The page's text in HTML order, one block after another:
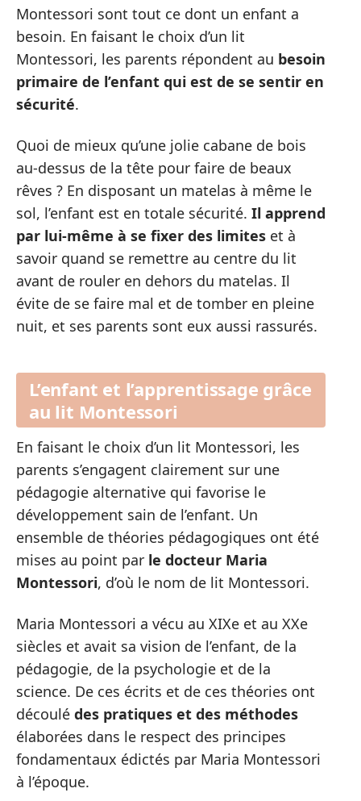
Montessori sont tout ce dont un enfant a
besoin. En faisant le choix d’un lit
Montessori, les parents répondent au besoin
primaire de l’enfant qui est de se sentir en
sécurité.
Quoi de mieux qu’une jolie cabane de bois
au-dessus de la tête pour faire de beaux
rêves ? En disposant un matelas à même le
sol, l’enfant est en totale sécurité. Il apprend
par lui-même à se fixer des limites et à
savoir quand se remettre au centre du lit
avant de rouler en dehors du matelas. Il
évite de se faire mal et de tomber en pleine
nuit, et ses parents sont eux aussi rassurés.
L’enfant et l’apprentissage grâce
au lit Montessori
En faisant le choix d’un lit Montessori, les
parents s’engagent clairement sur une
pédagogie alternative qui favorise le
développement sain de l’enfant. Un
ensemble de théories pédagogiques ont été
mises au point par le docteur Maria
Montessori, d’où le nom de lit Montessori.
Maria Montessori a vécu au XIXe et au XXe
siècles et avait sa vision de l’enfant, de la
pédagogie, de la psychologie et de la
science. De ces écrits et de ces théories ont
découlé des pratiques et des méthodes
élaborées dans le respect des principes
fondamentaux édictés par Maria Montessori
à l’époque.